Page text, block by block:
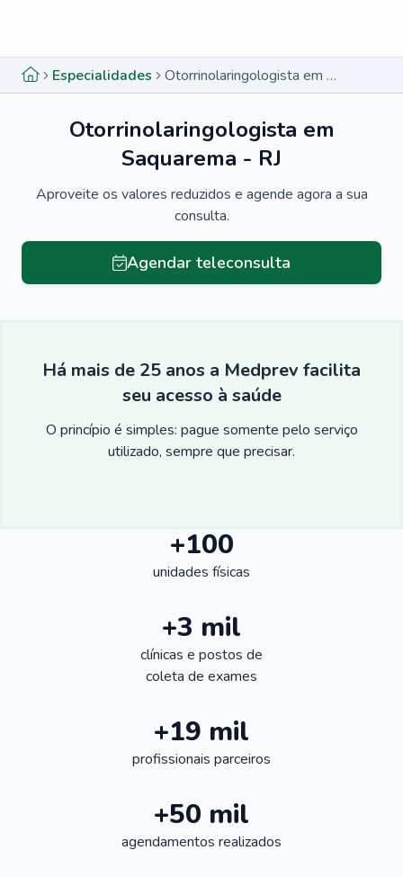
Especialidades Otorrinolaringologista em Saquarema - RJ
Otorrinolaringologista em
Saquarema - RJ
Aproveite os valores reduzidos e agende agora a sua
consulta.
Agendar teleconsulta
Há mais de 25 anos a Medprev facilita
seu acesso à saúde
O princípio é simples: pague somente pelo serviço
utilizado, sempre que precisar.
+100
unidades físicas
+3 mil
clínicas e postos de
coleta de exames
+19 mil
profissionais parceiros
+50 mil
agendamentos realizados